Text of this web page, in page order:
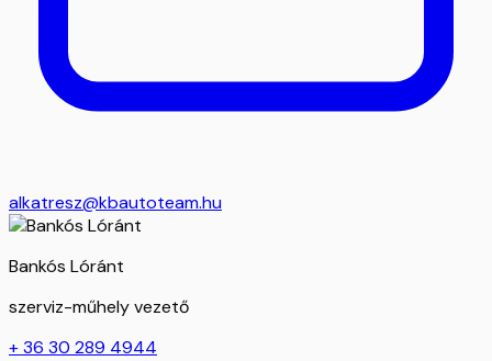
alkatresz@kbautoteam.hu
Bankós Lóránt
szerviz-műhely vezető
+ 36 30 289 4944